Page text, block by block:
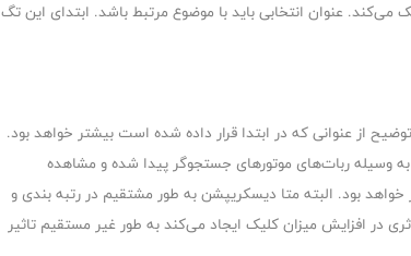
عنوان انتخابی باید با موضوع مرتبط باشد. ابتدای این تگ
از عنوانی که در ابتدا قرار داده شده است بیشتر خواهد بود.
به وسیله ربات‌های موتورهای جستجوگر پیدا شده و مشاهده
بود. البته متا دیسکریپشنبه طور مشتقیم در رتبه بندی و
در افزایش میزان کلیک ایجاد می‌کند به طور غیر مستقیم تاثیر